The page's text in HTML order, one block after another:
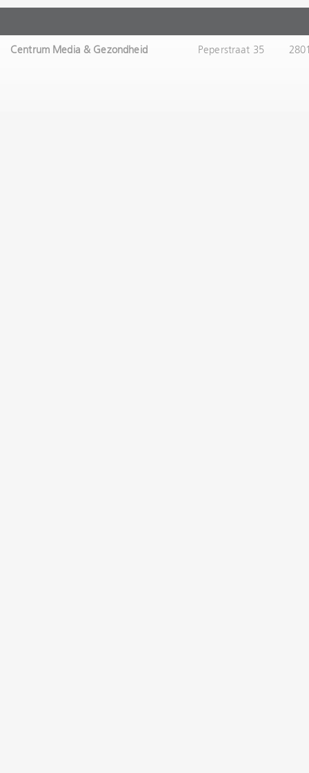
Centrum Media & Gezondheid Peperstraat 35